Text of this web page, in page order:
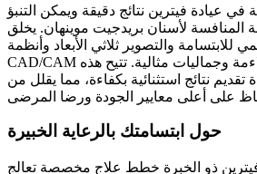
في عيادة فيترين نتائج دقيقة ويمكن التنبؤ
المنافسة لأسنان بريدجيت موينهان. يخلق
للابتسامة والتصوير ثلاثي الأبعاد وأنظمة
CAD/CAM ترميمات مخصصة بملاءمة وجماليات مثالية. تتيح هذه
تقديم نتائج استثنائية بكفاءة، مما يقلل من
حول ابتسامتك بالرعاية الخبيرة
ذو الخبرة خطط علاج مخصصة تعالج